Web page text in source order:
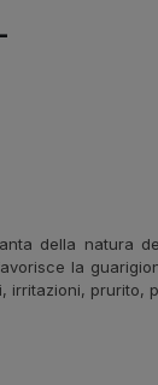
della natura
la
prurito,